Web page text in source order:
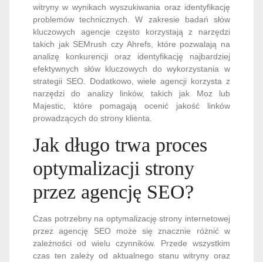
witryny w wynikach wyszukiwania oraz identyfikację
problemów technicznych. W zakresie badań słów
kluczowych agencje często korzystają z narzędzi
takich jak SEMrush czy Ahrefs, które pozwalają na
analizę konkurencji oraz identyfikację najbardziej
efektywnych słów kluczowych do wykorzystania w
strategii SEO. Dodatkowo, wiele agencji korzysta z
narzędzi do analizy linków, takich jak Moz lub
Majestic, które pomagają ocenić jakość linków
prowadzących do strony klienta.
Jak długo trwa proces
optymalizacji strony
przez agencję SEO?
Czas potrzebny na optymalizację strony internetowej
przez agencję SEO może się znacznie różnić w
zależności od wielu czynników. Przede wszystkim
czas ten zależy od aktualnego stanu witryny oraz